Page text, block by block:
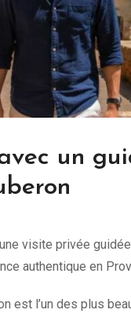
un
visite privée
authentique en
est l’un des plus